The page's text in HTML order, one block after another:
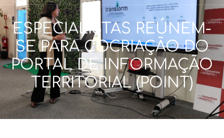
ESPECIALISTAS REÚNEM-
SE PARA COCRIAÇÃO DO
PORTAL DE INFORMAÇÃO
TERRITORIAL (POINT)